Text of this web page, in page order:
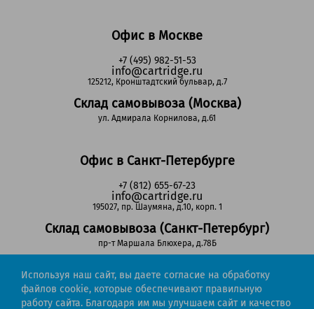
Офис в Москве
+7 (495) 982-51-53
info@cartridge.ru
125212, Кронштадтский бульвар, д.7
Склад самовывоза (Москва)
ул. Адмирала Корнилова, д.61
Офис в Санкт-Петербурге
+7 (812) 655-67-23
info@cartridge.ru
195027, пр. Шаумяна, д.10, корп. 1
Склад самовывоза (Санкт-Петербург)
пр-т Маршала Блюхера, д.78Б
Регионы РФ
Используя наш сайт, вы даете согласие на обработку
файлов cookie, которые обеспечивают правильную
работу сайта. Благодаря им мы улучшаем сайт и качество